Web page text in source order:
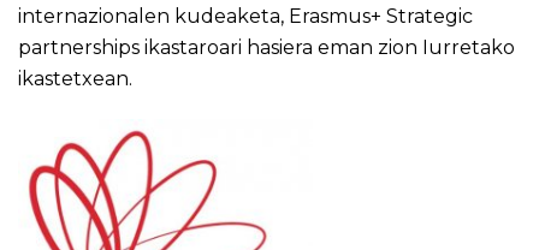
internazionalen kudeaketa, Erasmus+ Strategic
partnerships ikastaroari hasiera eman zion Iurretako
ikastetxean.